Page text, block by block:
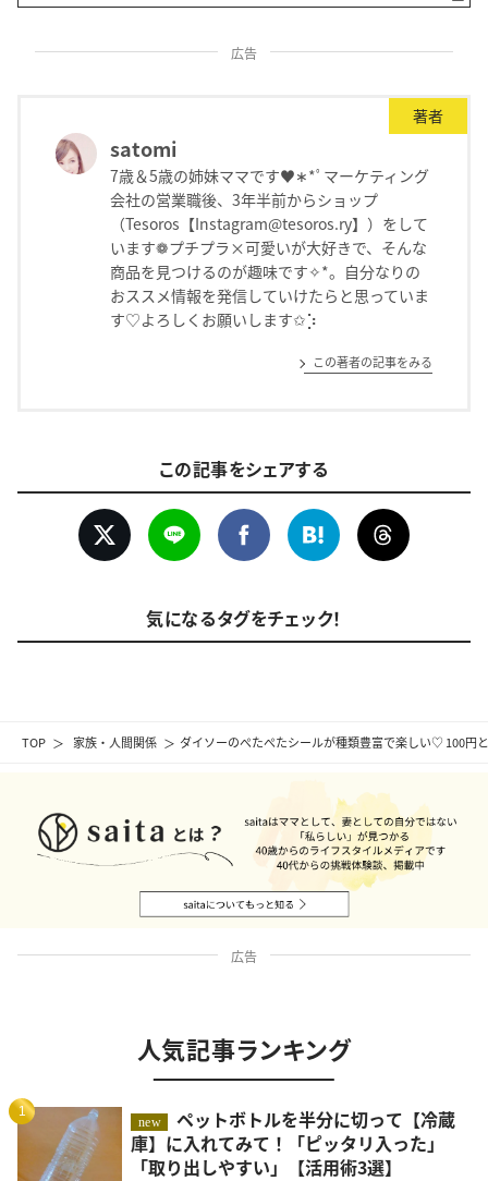
TOP 家族・人間関係 ダイソーのぺたぺたシールが種類豊富で楽しい♡ 100円
広告
著者
satomi
7歳＆5歳の姉妹ママです♥︎︎∗︎*ﾟマーケティング
会社の営業職後、3年半前からショップ
（Tesoros【Instagram@tesoros.ry】）をして
います❁︎プチプラ×可愛いが大好きで、そんな
商品を見つけるのが趣味です✧*。自分なりの
おススメ情報を発信していけたらと思っていま
す♡よろしくお願いします✩⡱
この著者の記事をみる
この記事をシェアする
気になるタグをチェック！
広告
人気記事ランキング
1
new
ペットボトルを半分に切って【冷蔵
庫】に入れてみて！「ピッタリ入った」
「取り出しやすい」【活用術3選】